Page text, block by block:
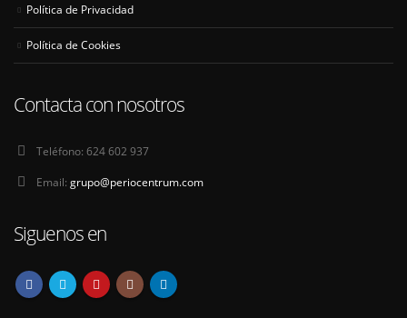
Política de Privacidad
Política de Cookies
Contacta con nosotros
Teléfono: 624 602 937
Email: grupo@periocentrum.com
Siguenos en